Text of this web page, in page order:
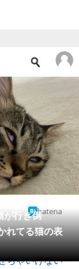
が行き倒
れてる猫の表
hatena
ちゃいけない